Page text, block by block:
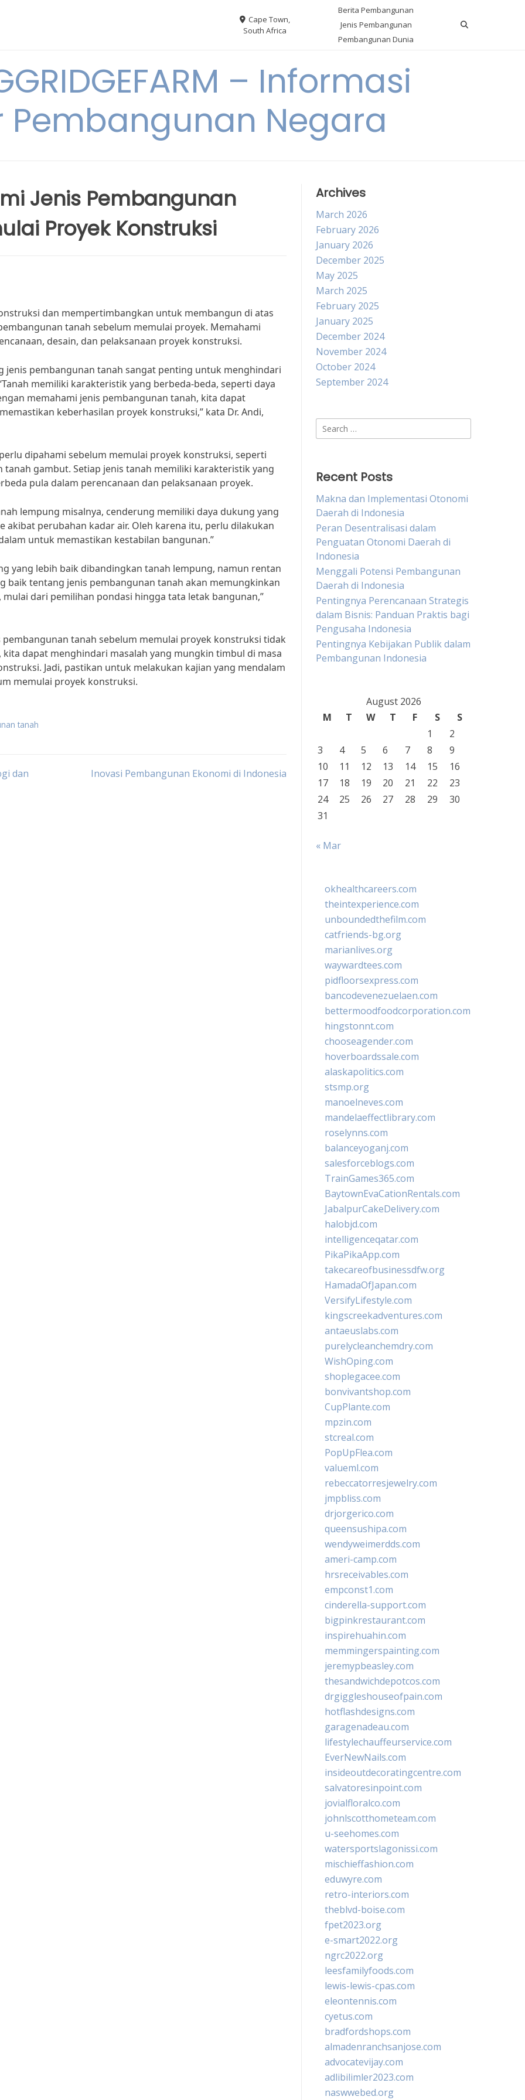
Cape Town,
South Africa
Berita Pembangunan
Jenis Pembangunan
Pembangunan Dunia
– Informasi
Pembangunan Negara
Jenis Pembangunan
Proyek Konstruksi
dan mempertimbangkan untuk membangun di atas
tanah sebelum memulai proyek. Memahami
desain, dan pelaksanaan proyek konstruksi.
pembangunan tanah sangat penting untuk menghindari
memiliki karakteristik yang berbeda-beda, seperti daya
memahami jenis pembangunan tanah, kita dapat
keberhasilan proyek konstruksi,” kata Dr. Andi,
dipahami sebelum memulai proyek konstruksi, seperti
gambut. Setiap jenis tanah memiliki karakteristik yang
pula dalam perencanaan dan pelaksanaan proyek.
lempung misalnya, cenderung memiliki daya dukung yang
perubahan kadar air. Oleh karena itu, perlu dilakukan
untuk memastikan kestabilan bangunan.”
yang lebih baik dibandingkan tanah lempung, namun rentan
baik tentang jenis pembangunan tanah akan memungkinkan
dari pemilihan pondasi hingga tata letak bangunan,”
tanah sebelum memulai proyek konstruksi tidak
dapat menghindari masalah yang mungkin timbul di masa
Jadi, pastikan untuk melakukan kajian yang mendalam
memulai proyek konstruksi.
tanah
dan
Inovasi Pembangunan Ekonomi di Indonesia
Archives
March 2026
February 2026
January 2026
December 2025
May 2025
March 2025
February 2025
January 2025
December 2024
November 2024
October 2024
September 2024
Search
for:
Recent Posts
Makna dan Implementasi Otonomi
Daerah di Indonesia
Peran Desentralisasi dalam
Penguatan Otonomi Daerah di
Indonesia
Menggali Potensi Pembangunan
Daerah di Indonesia
Pentingnya Perencanaan Strategis
dalam Bisnis: Panduan Praktis bagi
Pengusaha Indonesia
Pentingnya Kebijakan Publik dalam
Pembangunan Indonesia
August 2026
M
T W T F S
S
1
2
3
4 5 6 7 8
9
10
11 12 13 14 15
16
17
18 19 20 21 22
23
24
25 26 27 28 29
30
31
« Mar
okhealthcareers.com
theintexperience.com
unboundedthefilm.com
catfriends-bg.org
marianlives.org
waywardtees.com
pidfloorsexpress.com
bancodevenezuelaen.com
bettermoodfoodcorporation.com
hingstonnt.com
chooseagender.com
hoverboardssale.com
alaskapolitics.com
stsmp.org
manoelneves.com
mandelaeffectlibrary.com
roselynns.com
balanceyoganj.com
salesforceblogs.com
TrainGames365.com
BaytownEvaCationRentals.com
JabalpurCakeDelivery.com
halobjd.com
intelligenceqatar.com
PikaPikaApp.com
takecareofbusinessdfw.org
HamadaOfJapan.com
VersifyLifestyle.com
kingscreekadventures.com
antaeuslabs.com
purelycleanchemdry.com
WishOping.com
shoplegacee.com
bonvivantshop.com
CupPlante.com
mpzin.com
stcreal.com
PopUpFlea.com
valueml.com
rebeccatorresjewelry.com
jmpbliss.com
drjorgerico.com
queensushipa.com
wendyweimerdds.com
ameri-camp.com
hrsreceivables.com
empconst1.com
cinderella-support.com
bigpinkrestaurant.com
inspirehuahin.com
memmingerspainting.com
jeremypbeasley.com
thesandwichdepotcos.com
drgiggleshouseofpain.com
hotflashdesigns.com
garagenadeau.com
lifestylechauffeurservice.com
EverNewNails.com
insideoutdecoratingcentre.com
salvatoresinpoint.com
jovialfloralco.com
johnlscotthometeam.com
u-seehomes.com
watersportslagonissi.com
mischieffashion.com
eduwyre.com
retro-interiors.com
theblvd-boise.com
fpet2023.org
e-smart2022.org
ngrc2022.org
leesfamilyfoods.com
lewis-lewis-cpas.com
eleontennis.com
cyetus.com
bradfordshops.com
almadenranchsanjose.com
advocatevijay.com
adlibilimler2023.com
naswwebed.org